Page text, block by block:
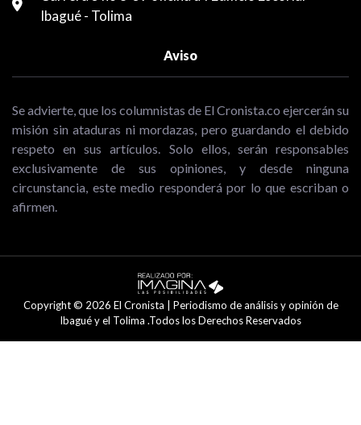
Ibagué - Tolima
Aviso
Se advierte, que los columnistas de El Cronista.co ejercerán su
misión sin ataduras ni mordazas, pero guardando el debido
respeto en sus artículos. Solo ellos, serán responsables
exclusivamente de sus opiniones, y desde ninguna
circunstancia, este medio responderá por lo que escriban o
afirmen.
Copyright © 2026 El Cronista | Periodismo de análisis y opinión de
Ibagué y el Tolima .Todos los Derechos Reservados